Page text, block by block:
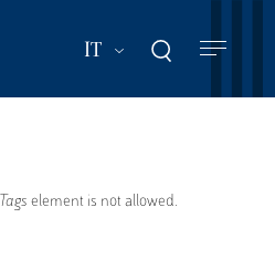
IT Mostra ulteriori
Tags element is not allowed.